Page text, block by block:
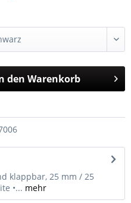
den Warenkorb
klappbar, 25 mm / 25
•... mehr